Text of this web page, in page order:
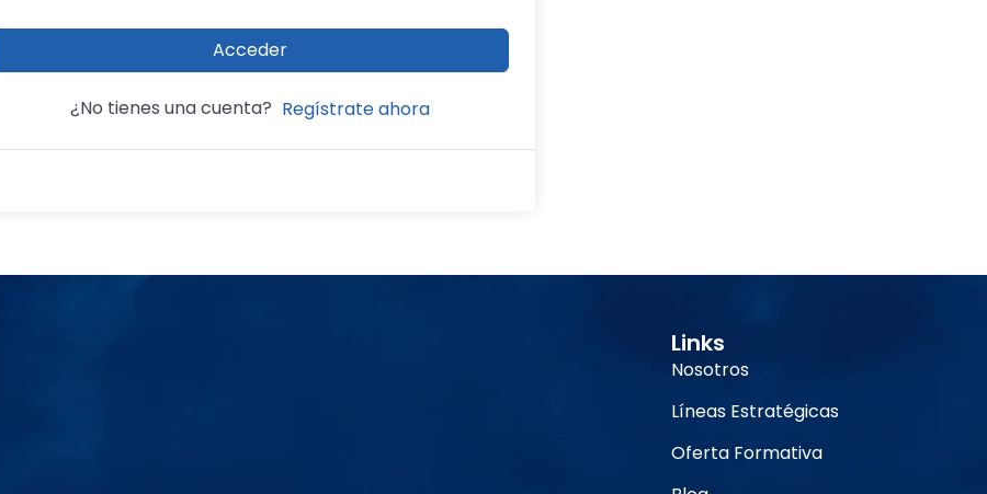
Acceder
¿No tienes una cuenta? Regístrate ahora
Links
Nosotros
Líneas Estratégicas
Oferta Formativa